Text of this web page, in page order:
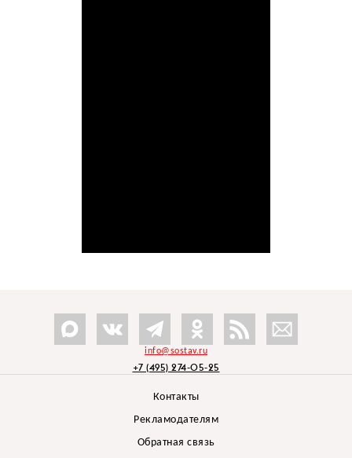
info@sostav.ru
+7 (495) 274-05-25
Контакты
Рекламодателям
Обратная связь